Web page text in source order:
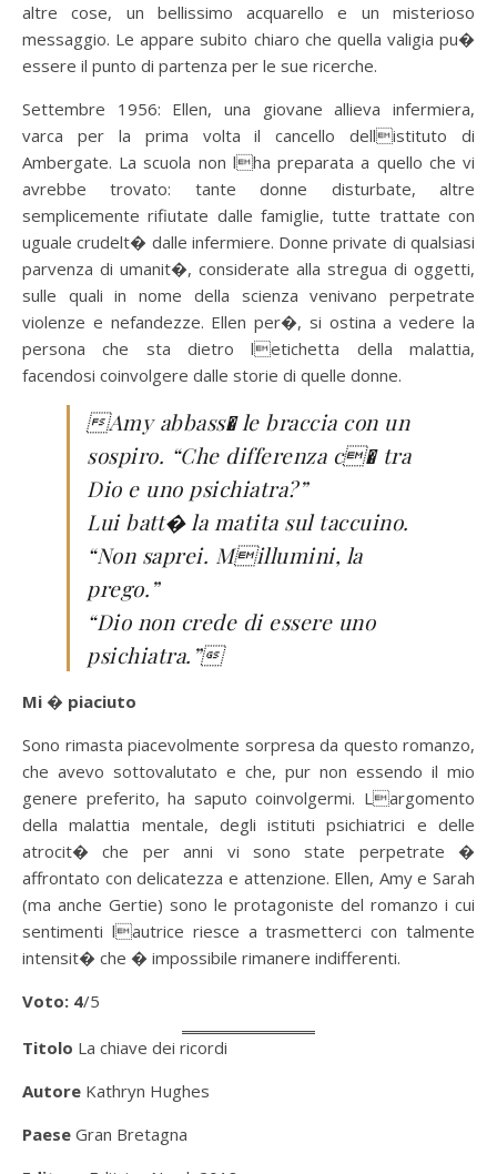
altre cose, un bellissimo acquarello e un misterioso
messaggio. Le appare subito chiaro che quella valigia pu�
essere il punto di partenza per le sue ricerche.
Settembre 1956: Ellen, una giovane allieva infermiera,
varca per la prima volta il cancello dellistituto di
Ambergate. La scuola non lha preparata a quello che vi
avrebbe trovato: tante donne disturbate, altre
semplicemente rifiutate dalle famiglie, tutte trattate con
uguale crudelt� dalle infermiere. Donne private di qualsiasi
parvenza di umanit�, considerate alla stregua di oggetti,
sulle quali in nome della scienza venivano perpetrate
violenze e nefandezze. Ellen per�, si ostina a vedere la
persona che sta dietro letichetta della malattia,
facendosi coinvolgere dalle storie di quelle donne.
Amy abbass� le braccia con un
sospiro. “Che differenza c� tra
Dio e uno psichiatra?”
Lui batt� la matita sul taccuino.
“Non saprei. Millumini, la
prego.”
“Dio non crede di essere uno
psichiatra.”
Mi � piaciuto
Sono rimasta piacevolmente sorpresa da questo romanzo,
che avevo sottovalutato e che, pur non essendo il mio
genere preferito, ha saputo coinvolgermi. Largomento
della malattia mentale, degli istituti psichiatrici e delle
atrocit� che per anni vi sono state perpetrate �
affrontato con delicatezza e attenzione. Ellen, Amy e Sarah
(ma anche Gertie) sono le protagoniste del romanzo i cui
sentimenti lautrice riesce a trasmetterci con talmente
intensit� che � impossibile rimanere indifferenti.
Voto: 4/5
Titolo La chiave dei ricordi
Autore Kathryn Hughes
Paese Gran Bretagna